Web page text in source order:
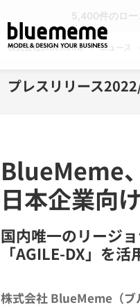
5,400件のロー
株式会社BlueMeme » ニュース
プレスリリース
BlueMeme
日本企業向
国内唯一のリージ
「AGILE-DX」を
株式会社 BlueMeme（ブ